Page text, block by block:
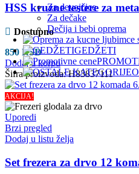
Za devojčice
Za dečake
Dečija i bebi oprema
GEDŽETI
HSS kruzne testere za
Dostupno
850 RSD
Dodaj u korpu
Šifra proizvoda:H83837111
AKCIJA!
Uporedi
Brzi pregled
Dodaj u listu želja
Set frezera za drvo 12